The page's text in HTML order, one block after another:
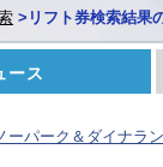
> リフト券検索結果
ース
ーパーク＆ダイナラ